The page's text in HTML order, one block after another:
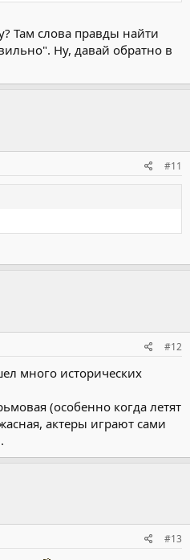
Там слова правды найти
Ну, давай обратно в
#11
#12
много исторических
(особенно когда летят
актеры играют сами
#13